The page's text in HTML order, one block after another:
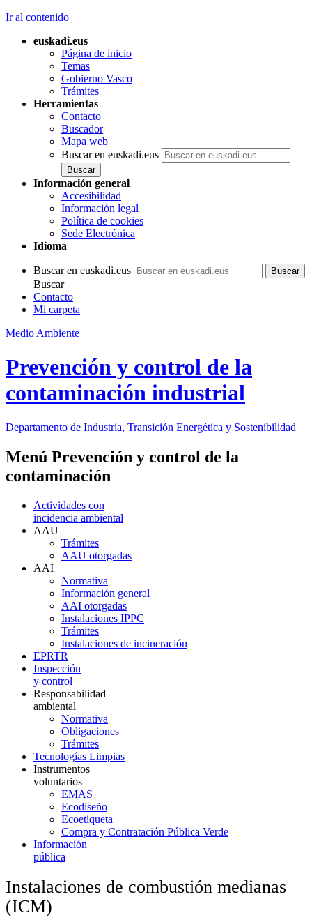
Ir al contenido
euskadi.eus
Página de inicio
Temas
Gobierno Vasco
Trámites
Herramientas
Contacto
Buscador
Mapa web
Buscar en euskadi.eus
Información general
Accesibilidad
Información legal
Política de cookies
Sede Electrónica
Idioma
Buscar en euskadi.eus
Buscar
Contacto
Mi carpeta
Medio Ambiente
Prevención y control de la
contaminación industrial
Departamento de Industria, Transición Energética y Sostenibilidad
Menú Prevención y control de la
contaminación
Actividades con
incidencia ambiental
AAU
Trámites
AAU otorgadas
AAI
Normativa
Información general
AAI otorgadas
Instalaciones IPPC
Trámites
Instalaciones de incineración
EPRTR
Inspección
y control
Responsabilidad
ambiental
Normativa
Obligaciones
Trámites
Tecnologías Limpias
Instrumentos
voluntarios
EMAS
Ecodiseño
Ecoetiqueta
Compra y Contratación Pública Verde
Información
pública
Instalaciones de combustión medianas
(ICM)